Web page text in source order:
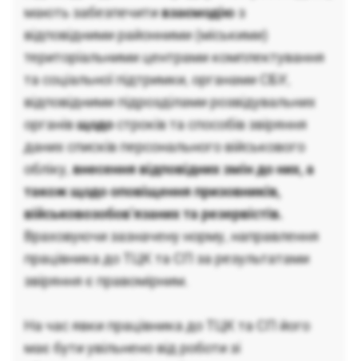
мають забезпечитивзаємодіюз
відповідними районними (міськими)
територіальними центрами комплектування
та соціальної підтримки, органами СБУ,
відповідними підрозділами розвідувальних
органівщодостроків та способів звіряння
даних списків персонального військового
обліку,внесення відповідних змін до них, а
також щодо оповіщення призовників,
військовозобов’язаних та резервістів.
Враховуючи зазначену норму, направлення
працівника до ТЦК та СП за результатами
звіряння є правомірним.
На час явки працівника до ТЦК та СП його
має бути увільнено від роботи зі